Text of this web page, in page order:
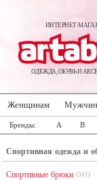
ИНТЕРНЕТ-
ОДЕЖДА, ОБУВЬ И
Женщинам
Бренды: A B
Спортивная одежда и
Спортивные брюки (341)